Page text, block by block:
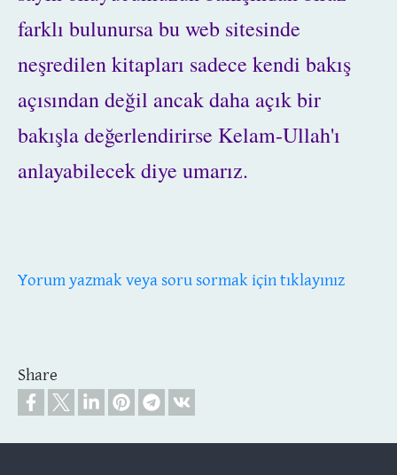
farklı bulunursa bu web sitesinde
neşredilen kitapları sadece kendi bakış
açısından değil ancak daha açık bir
bakışla değerlendirirse Kelam-Ullah'ı
anlayabilecek diye umarız.
Yorum yazmak veya soru sormak için tıklayınız
Share